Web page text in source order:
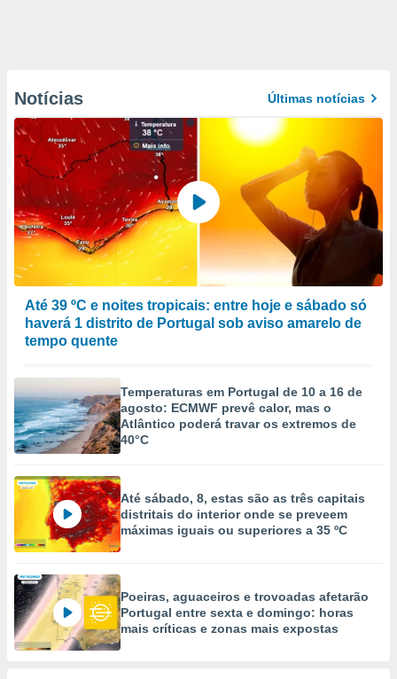
Notícias Últimas notícias
Até 39 ºC e noites tropicais: entre hoje e sábado só
haverá 1 distrito de Portugal sob aviso amarelo de
tempo quente
Temperaturas em Portugal de 10 a 16 de
agosto: ECMWF prevê calor, mas o
Atlântico poderá travar os extremos de
40°C
Até sábado, 8, estas são as três capitais
distritais do interior onde se preveem
máximas iguais ou superiores a 35 ºC
Poeiras, aguaceiros e trovoadas afetarão
Portugal entre sexta e domingo: horas
mais críticas e zonas mais expostas